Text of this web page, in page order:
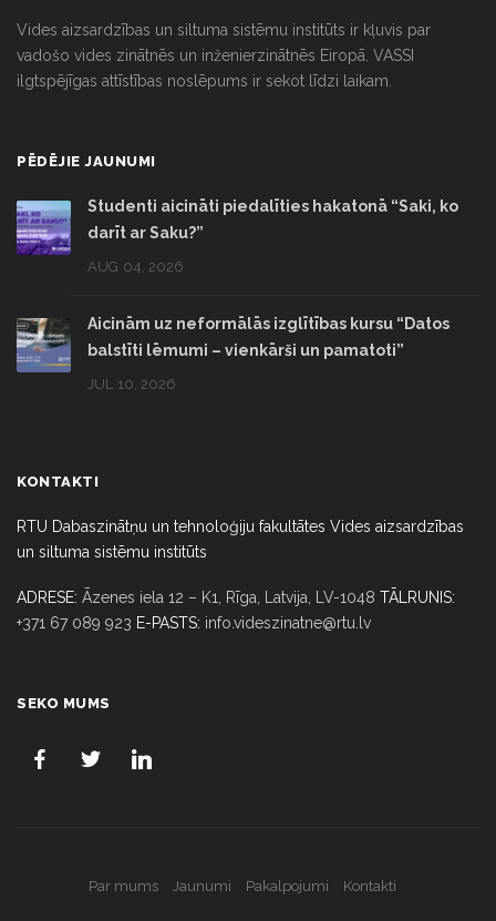
Vides aizsardzības un siltuma sistēmu institūts ir kļuvis par
vadošo vides zinātnēs un inženierzinātnēs Eiropā. VASSI
ilgtspējīgas attīstības noslēpums ir sekot līdzi laikam.
PĒDĒJIE JAUNUMI
Studenti aicināti piedalīties hakatonā “Saki, ko
darīt ar Saku?”
AUG 04, 2026
Aicinām uz neformālās izglītības kursu “Datos
balstīti lēmumi – vienkārši un pamatoti”
JUL 10, 2026
KONTAKTI
RTU Dabaszinātņu un tehnoloģiju fakultātes Vides aizsardzības
un siltuma sistēmu institūts
ADRESE: Āzenes iela 12 – K1, Rīga, Latvija, LV-1048 TĀLRUNIS:
+371 67 089 923 E-PASTS: info.videszinatne@rtu.lv
SEKO MUMS
Par mums Jaunumi Pakalpojumi Kontakti